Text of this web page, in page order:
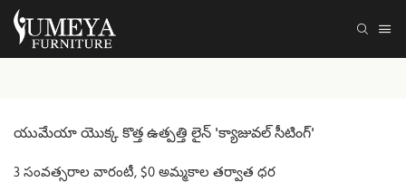
యుమేయా యొక్క కొత్త ఉత్పత్తి లైన్ 'క్యాజువల్ సీటింగ్'
3 సంవత్సరాల వారంటీ, $0 అమ్మకాల తర్వాత ధర